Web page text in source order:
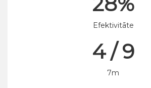
Efektivitāte
4 / 9
7m